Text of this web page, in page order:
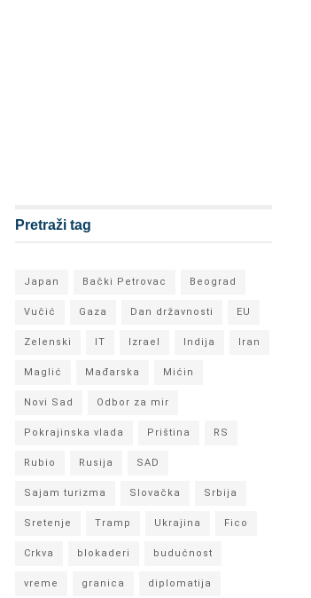
Pretraži tag
Japan Bački Petrovac Beograd
Vučić Gaza Dan državnosti EU
Zelenski IT Izrael Indija Iran
Maglić Mađarska Mićin
Novi Sad Odbor za mir
Pokrajinska vlada Priština RS
Rubio Rusija SAD
Sajam turizma Slovačka Srbija
Sretenje Tramp Ukrajina Fico
Crkva blokaderi budućnost
vreme granica diplomatija